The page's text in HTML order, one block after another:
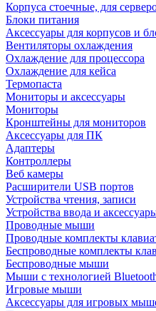
Корпуса стоечные, для
Блоки питания
Аксессуары для корпусов и
Вентиляторы охлаждения
Охлаждение для процессора
Охлаждение для кейса
Термопаста
Мониторы и аксессуары
Мониторы
Кронштейны для мониторов
Аксессуары для ПК
Адаптеры
Контроллеры
Веб камеры
Расширители USB портов
Устройства чтения, записи
Устройства ввода и
Проводные мыши
Проводные комплекты
Беспроводные комплекты
Беспроводные мыши
Мыши с технологией
Игровые мыши
Аксессуары для игровых